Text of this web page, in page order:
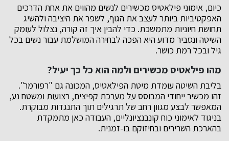
כיום, אימוני פילאטיס מכשירים לנשים מהווים את אחת הדרכים
האפקטיביות ביותר לעצב את הגוף, לשפר את היציבה ולהשיג
תחושת חיוניות מתמשכת. כדי להבין איך זה קורה, נצלול לעומק
השיטה ונסביר מדוע היא הפכה לבחירה המושלמת עבור נשים בכל
גיל ובכל רמת כושר.
מהו פילאטיס מכשירים ולמה הוא כל כך יעיל?
בליבת השיטה עומדת מיטת הפילאטיס, המכונה גם "רפורמר".
זהו מכשיר ייחודי המבוסס על מערכת קפיצים, רצועות ומשטח נע,
המאפשר לבצע מגוון רחב של תרגילים תוך התנגדות מבוקרת.
בניגוד לאימוני כוח קונבנציונליים, העבודה כאן מתמקדת
בהארכת השרירים ובחיזוקם בו-זמנית.